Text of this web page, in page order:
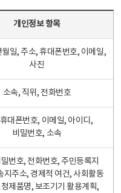
개인정보 항목
월일, 주소, 휴대폰번호, 이메일,
사진
소속, 직위, 전화번호
대폰번호, 이메일, 아이디,
비밀번호, 소속
번호, 전화번호, 주민등록지
지주소, 경제적 여건, 사회활동
제품명, 보조기기 활용계획,